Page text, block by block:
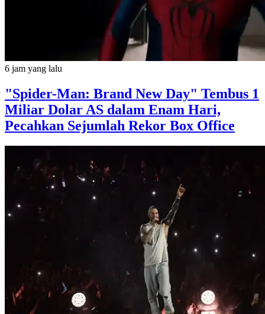
6 jam yang lalu
"Spider-Man: Brand New Day" Tembus 1
Miliar Dolar AS dalam Enam Hari,
Pecahkan Sejumlah Rekor Box Office